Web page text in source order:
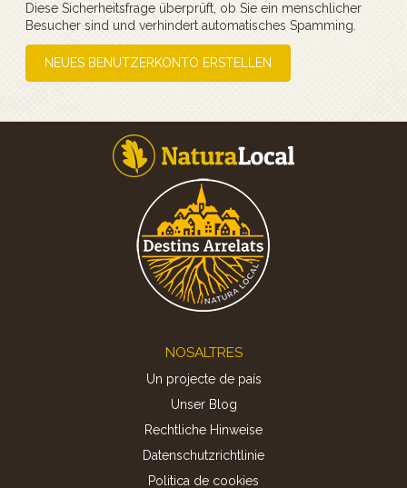
Diese Sicherheitsfrage überprüft, ob Sie ein menschlicher
Besucher sind und verhindert automatisches Spamming.
NEUES BENUTZERKONTO ERSTELLEN
NOSALTRES
Un projecte de país
Unser Blog
Rechtliche Hinweise
Datenschutzrichtlinie
Politica de cookies